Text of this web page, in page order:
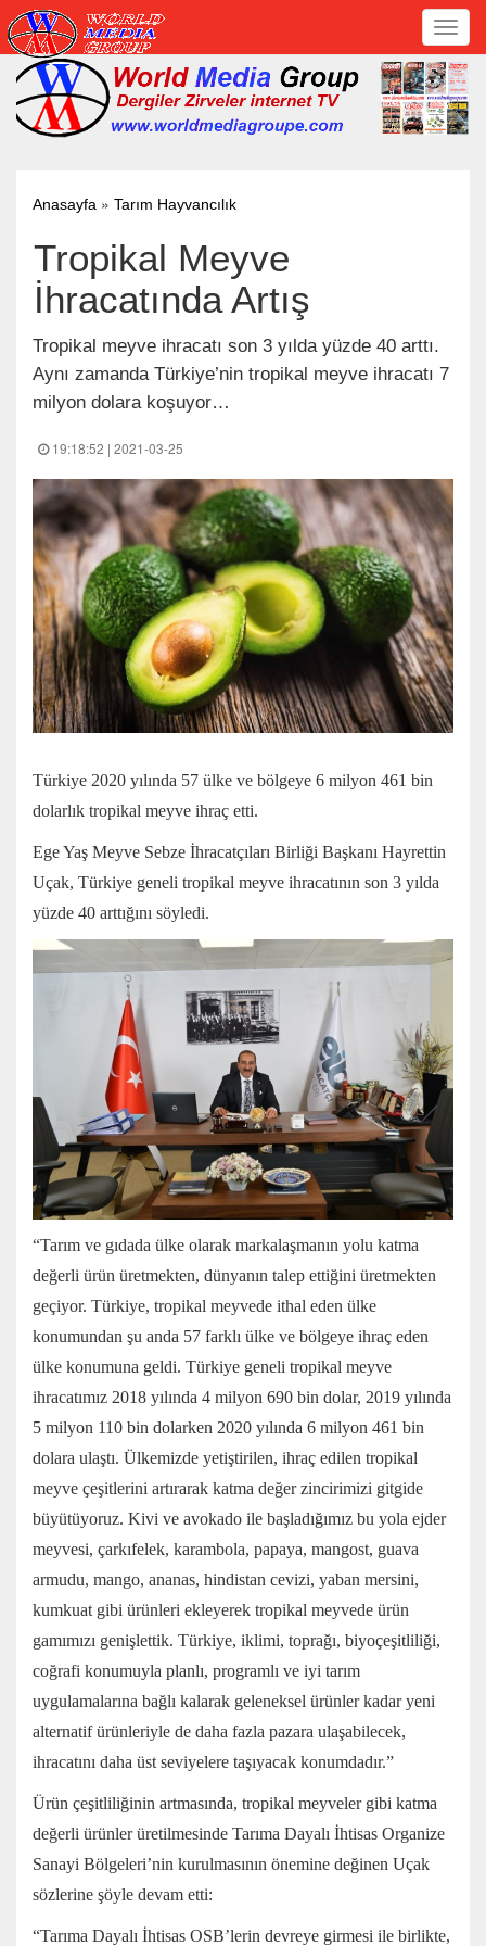
Anasayfa » Tarım Hayvancılık
Tropikal Meyve
İhracatında Artış
Tropikal meyve ihracatı son 3 yılda yüzde 40 arttı.
Aynı zamanda Türkiye’nin tropikal meyve ihracatı 7
milyon dolara koşuyor…
19:18:52 | 2021-03-25
Türkiye 2020 yılında 57 ülke ve bölgeye 6 milyon 461 bin
dolarlık tropikal meyve ihraç etti.
Ege Yaş Meyve Sebze İhracatçıları Birliği Başkanı Hayrettin
Uçak, Türkiye geneli tropikal meyve ihracatının son 3 yılda
yüzde 40 arttığını söyledi.
“Tarım ve gıdada ülke olarak markalaşmanın yolu katma
değerli ürün üretmekten, dünyanın talep ettiğini üretmekten
geçiyor. Türkiye, tropikal meyvede ithal eden ülke
konumundan şu anda 57 farklı ülke ve bölgeye ihraç eden
ülke konumuna geldi. Türkiye geneli tropikal meyve
ihracatımız 2018 yılında 4 milyon 690 bin dolar, 2019 yılında
5 milyon 110 bin dolarken 2020 yılında 6 milyon 461 bin
dolara ulaştı. Ülkemizde yetiştirilen, ihraç edilen tropikal
meyve çeşitlerini artırarak katma değer zincirimizi gitgide
büyütüyoruz. Kivi ve avokado ile başladığımız bu yola ejder
meyvesi, çarkıfelek, karambola, papaya, mangost, guava
armudu, mango, ananas, hindistan cevizi, yaban mersini,
kumkuat gibi ürünleri ekleyerek tropikal meyvede ürün
gamımızı genişlettik. Türkiye, iklimi, toprağı, biyoçeşitliliği,
coğrafi konumuyla planlı, programlı ve iyi tarım
uygulamalarına bağlı kalarak geleneksel ürünler kadar yeni
alternatif ürünleriyle de daha fazla pazara ulaşabilecek,
ihracatını daha üst seviyelere taşıyacak konumdadır.”
Ürün çeşitliliğinin artmasında, tropikal meyveler gibi katma
değerli ürünler üretilmesinde Tarıma Dayalı İhtisas Organize
Sanayi Bölgeleri’nin kurulmasının önemine değinen Uçak
sözlerine şöyle devam etti:
“Tarıma Dayalı İhtisas OSB’lerin devreye girmesi ile birlikte,